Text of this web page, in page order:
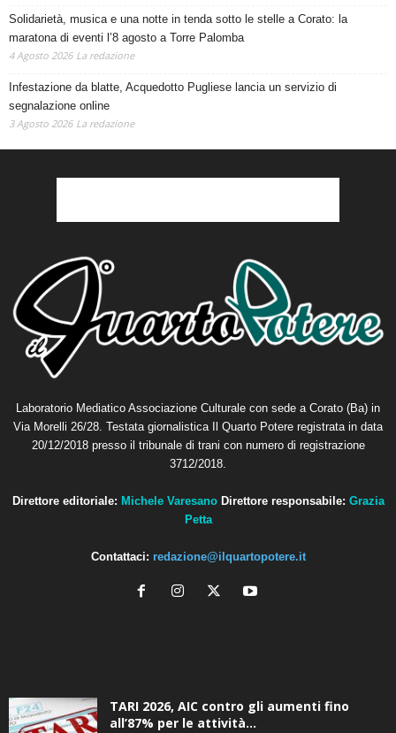
Solidarietà, musica e una notte in tenda sotto le stelle a Corato: la
maratona di eventi l’8 agosto a Torre Palomba
4 Agosto 2026 La redazione
Infestazione da blatte, Acquedotto Pugliese lancia un servizio di
segnalazione online
3 Agosto 2026 La redazione
Laboratorio Mediatico Associazione Culturale con sede a Corato (Ba) in
Via Morelli 26/28. Testata giornalistica Il Quarto Potere registrata in data
20/12/2018 presso il tribunale di trani con numero di registrazione
3712/2018.
Direttore editoriale: Michele Varesano Direttore responsabile: Grazia
Petta
Contattaci: redazione@ilquartopotere.it
TARI 2026, AIC contro gli aumenti fino
all’87% per le attività...